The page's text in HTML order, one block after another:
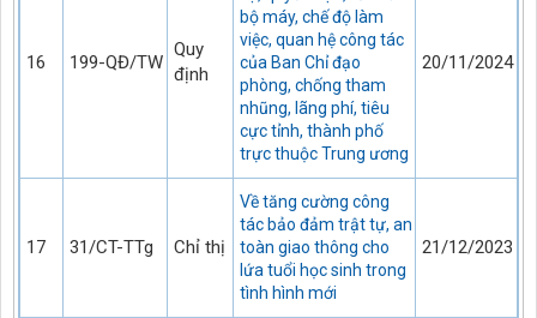
16 199-QĐ/TW
Quy
định
bộ máy, chế độ làm
việc, quan hệ công tác
của Ban Chỉ đạo
phòng, chống tham
nhũng, lãng phí, tiêu
cực tỉnh, thành phố
trực thuộc Trung ương
20/11/2024
17 31/CT-TTg Chỉ thị
Về tăng cường công
tác bảo đảm trật tự, an
toàn giao thông cho
lứa tuổi học sinh trong
tình hình mới
21/12/2023